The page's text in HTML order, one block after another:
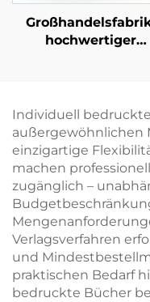
hochwertiger
Großauflagen,
mit lackierten
Individuell
außergewöhnlichen
einzigartige
machen
zugänglich –
Verlagsverfahren
und
praktischen Bedarf
bedruckte Bücher